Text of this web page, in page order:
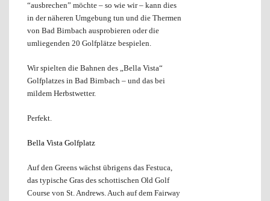
“ausbrechen” möchte – so wie wir – kann dies
in der näheren Umgebung tun und die Thermen
von Bad Birnbach ausprobieren oder die
umliegenden 20 Golfplätze bespielen.
Wir spielten die Bahnen des „Bella Vista“
Golfplatzes in Bad Birnbach – und das bei
mildem Herbstwetter.
Perfekt.
Bella Vista Golfplatz
Auf den Greens wächst übrigens das Festuca,
das typische Gras des schottischen Old Golf
Course von St. Andrews. Auch auf dem Fairway